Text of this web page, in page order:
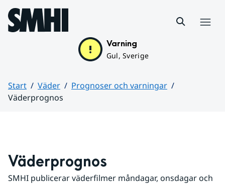
Hoppa till sidans innehåll
Varning
Gul, Sverige
Start Väder
Prognoser och varningar
Väderprognos
Väderprognos
SMHI publicerar väderfilmer måndagar, onsdagar och